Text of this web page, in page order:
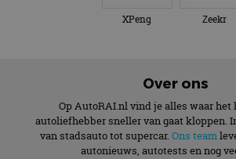
XPeng Zeekr
Over ons
Op AutoRAI.nl vind je alles waar het
autoliefhebber sneller van gaat kloppen.
van stadsauto tot supercar. Ons team
autonieuws, autotests en nog